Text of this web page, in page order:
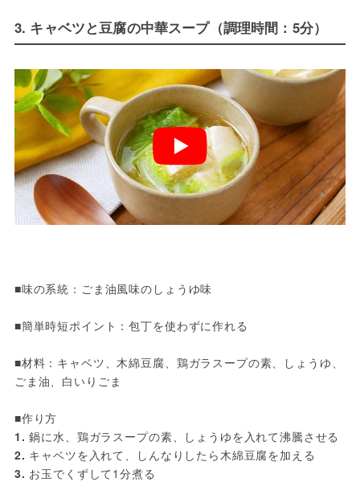
3. キャベツと豆腐の中華スープ（調理時間：5分）
■味の系統：ごま油風味のしょうゆ味
■簡単時短ポイント：包丁を使わずに作れる
■材料：キャベツ、木綿豆腐、鶏ガラスープの素、しょうゆ、
ごま油、白いりごま
■作り方
1. 鍋に水、鶏ガラスープの素、しょうゆを入れて沸騰させる
2. キャベツを入れて、しんなりしたら木綿豆腐を加える
3. お玉でくずして1分煮る